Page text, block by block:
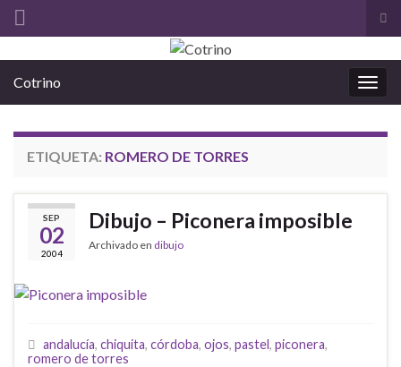
el
la
Cotrino
ETIQUETA: ROMERO DE TORRES
SEP
02
2004
Dibujo – Piconera imposible
Archivado en dibujo
andalucía, chiquita, córdoba, ojos, pastel, piconera,
romero de torres